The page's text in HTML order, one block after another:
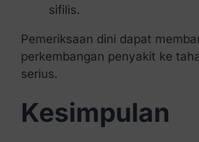
sifilis.
Pemeriksaan dini dapat
perkembangan penyakit ke
serius.
Kesimpulan